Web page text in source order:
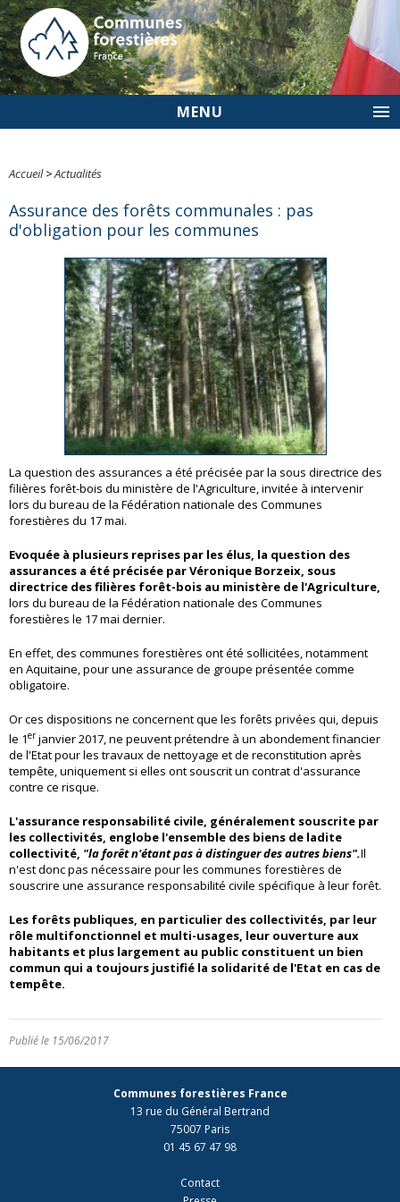
MENU
Accueil>Actualités
Assurance des forêts communales : pas
d'obligation pour les communes
La question des assurances a été précisée par la sous directrice des
filières forêt-bois du ministère de l'Agriculture, invitée à intervenir
lors du bureau de la Fédération nationale des Communes
forestières du 17 mai.
Evoquée à plusieurs reprises par les élus, la question des
assurances a été précisée par Véronique Borzeix, sous
directrice des filières forêt-bois au ministère de l'Agriculture,
lors du bureau de la Fédération nationale des Communes
forestières le 17 mai dernier.
En effet, des communes forestières ont été sollicitées, notamment
en Aquitaine, pour une assurance de groupe présentée comme
obligatoire.
Or ces dispositions ne concernent que les forêts privées qui, depuis
le 1erjanvier 2017, ne peuvent prétendre à un abondement financier
de l'Etat pour les travaux de nettoyage et de reconstitution après
tempête, uniquement si elles ont souscrit un contrat d'assurance
contre ce risque.
L'assurance responsabilité civile, généralement souscrite par
les collectivités, englobe l'ensemble des biens de ladite
collectivité, "la forêt n'étant pas à distinguer des autres biens".Il
n'est donc pas nécessaire pour les communes forestières de
souscrire une assurance responsabilité civile spécifique à leur forêt.
Les forêts publiques, en particulier des collectivités, par leur
rôle multifonctionnel et multi-usages, leur ouverture aux
habitants et plus largement au public constituent un bien
commun qui a toujours justifié la solidarité de l'Etat en cas de
tempête.
Publié le 15/06/2017
Communes forestières France
13 rue du Général Bertrand
75007 Paris
01 45 67 47 98
Contact